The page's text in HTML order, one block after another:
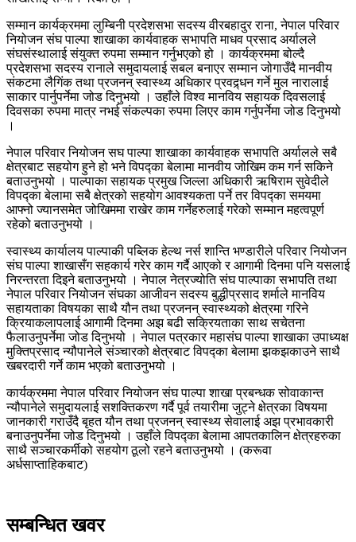
सम्मान कार्यक्रममा लुम्बिनी प्रदेशसभा सदस्य वीरबहादुर राना, नेपाल परिवार
नियोजन संघ पाल्पा शाखाका कार्यवाहक सभापति माधव प्रसाद अर्यालले
संघसंस्थालाई संयुक्त रुपमा सम्मान गर्नुभएको हो । कार्यक्रममा बोल्दै
प्रदेशसभा सदस्य रानाले समुदायलाई सबल बनाएर सम्मान जोगाउँदै मानवीय
संकटमा लैगिंक तथा प्रजनन् स्वास्थ्य अधिकार प्रवद्र्धन गर्ने मुल नारालाई
साकार पार्नुपर्नेमा जोड दिनुभयो । उहाँले विश्व मानविय सहायक दिवसलाई
दिवसका रुपमा मात्र नभई संकल्पका रुपमा लिएर काम गर्नुपर्नेमा जोड दिनुभयो
।
नेपाल परिवार नियोजन सघ पाल्पा शाखाका कार्यवाहक सभापति अर्यालले सबै
क्षेत्रबाट सहयोग हुने हो भने विपद्का बेलामा मानवीय जोखिम कम गर्न सकिने
बताउनुभयो । पाल्पाका सहायक प्रमुख जिल्ला अधिकारी ऋषिराम सुवेदीले
विपद्का बेलामा सबै क्षेत्रको सहयोग आवश्यकता पर्ने तर विपद्का समयमा
आफ्नो ज्यानसमेत जोखिममा राखेर काम गर्नेहरुलाई गरेको सम्मान महत्वपूर्ण
रहेको बताउनुभयो ।
स्वास्थ्य कार्यालय पाल्पाकी पब्लिक हेल्थ नर्स शान्ति भण्डारीले परिवार नियोजन
संघ पाल्पा शाखासँग सहकार्य गरेर काम गर्दै आएको र आगामी दिनमा पनि यसलाई
निरन्तरता दिइने बताउनुभयो । नेपाल नेत्रज्योति संघ पाल्पाका सभापति तथा
नेपाल परिवार नियोजन संघका आजीवन सदस्य बुद्धीप्रसाद शर्माले मानविय
सहायताका विषयका साथै यौन तथा प्रजनन् स्वास्थ्यको क्षेत्रमा गरिने
क्रियाकलापलाई आगामी दिनमा अझ बढी सक्रियताका साथ सचेतना
फैलाउनुपर्नेमा जोड दिनुभयो । नेपाल पत्रकार महासंघ पाल्पा शाखाका उपाध्यक्ष
मुक्तिप्रसाद न्यौपानेले संञ्चारको क्षेत्रबाट विपद्का बेलामा झकझकाउने साथै
खबरदारी गर्ने काम भएको बताउनुभयो ।
कार्यक्रममा नेपाल परिवार नियोजन संघ पाल्पा शाखा प्रबन्धक सोवाकान्त
न्यौपानेले समुदायलाई सशक्तिकरण गर्दै पूर्व तयारीमा जुट्ने क्षेत्रका विषयमा
जानकारी गराउँदै बृहत यौन तथा प्रजनन् स्वास्थ्य सेवालाई अझ प्रभावकारी
बनाउनुपर्नेमा जोड दिनुभयो । उहाँले विपद्का बेलामा आपतकालिन क्षेत्रहरुका
साथै सञ्चारकर्मीको सहयोग ठूलो रहने बताउनुभयो । (करूवा
अर्धसाप्ताहिकबाट)
सम्बन्धित खवर